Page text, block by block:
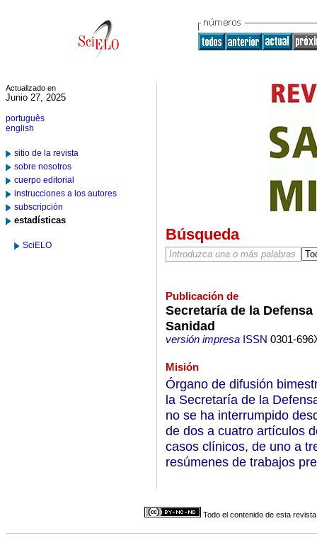
Actualizado en
Junio 27, 2025
português
english
sitio de la revista
sobre nosotros
cuerpo editorial
instrucciones a los autores
subscripción
estadísticas
SciELO
Búsqueda
Publicación de
Secretaría de la
Sanidad
versión impresaISSN 0301-
Misión
Órgano de difusión
la Secretaría de la
no se ha interrumpido
de dos a cuatro artículos
casos clínicos, de uno a
resúmenes de trabajos
Todo el contenido de esta